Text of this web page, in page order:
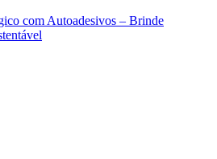
com Autoadesivos – Brinde